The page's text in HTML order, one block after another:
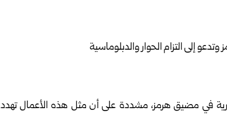
في مضيق هرمز، مشددة على أن مثل هذه الأعمال تهدد